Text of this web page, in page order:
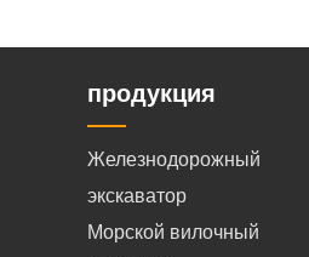
продукция
Железнодорожный
экскаватор
Морской вилочный